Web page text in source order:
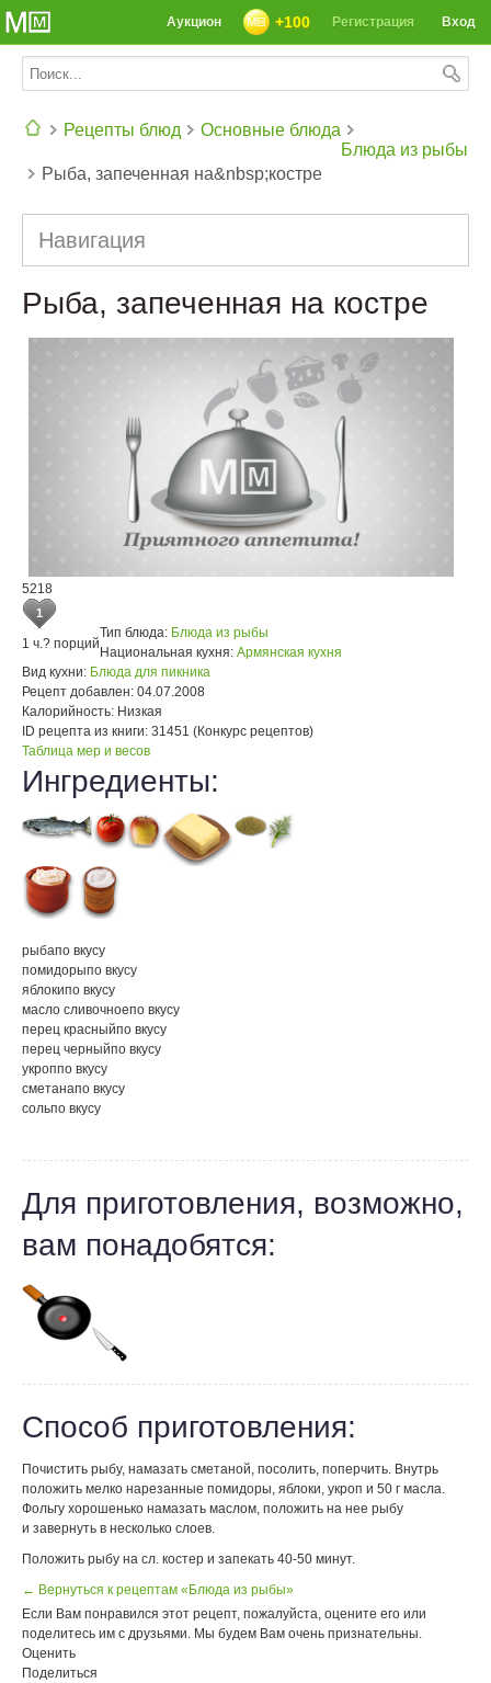
СЕГОДНЯ: 39142 РЕЦЕПТА
Вход
Регистрация
+100
Аукцион
Рецепты блюд
Основные блюда
Блюда из рыбы
Рыба, запеченная на&nbsp;костре
Навигация
Рыба, запеченная на костре
5218
1
1 ч.? порций
Тип блюда: Блюда из рыбы
Национальная кухня: Армянская кухня
Вид кухни: Блюда для пикника
Рецепт добавлен: 04.07.2008
Калорийность: Низкая
ID рецепта из книги: 31451 (Конкурс рецептов)
Таблица мер и весов
Ингредиенты:
рыбапо вкусу
помидорыпо вкусу
яблокипо вкусу
масло сливочноепо вкусу
перец красныйпо вкусу
перец черныйпо вкусу
укроппо вкусу
сметанапо вкусу
сольпо вкусу
Для приготовления, возможно,
вам понадобятся:
Способ приготовления:
Почистить рыбу, намазать сметаной, посолить, поперчить. Внутрь
положить мелко нарезанные помидоры, яблоки, укроп и 50 г масла.
Фольгу хорошенько намазать маслом, положить на нее рыбу
и завернуть в несколько слоев.
Положить рыбу на сл. костер и запекать 40-50 минут.
← Вернуться к рецептам «Блюда из рыбы»
Если Вам понравился этот рецепт, пожалуйста, оцените его или
поделитесь им с друзьями. Мы будем Вам очень признательны.
Оценить
Поделиться